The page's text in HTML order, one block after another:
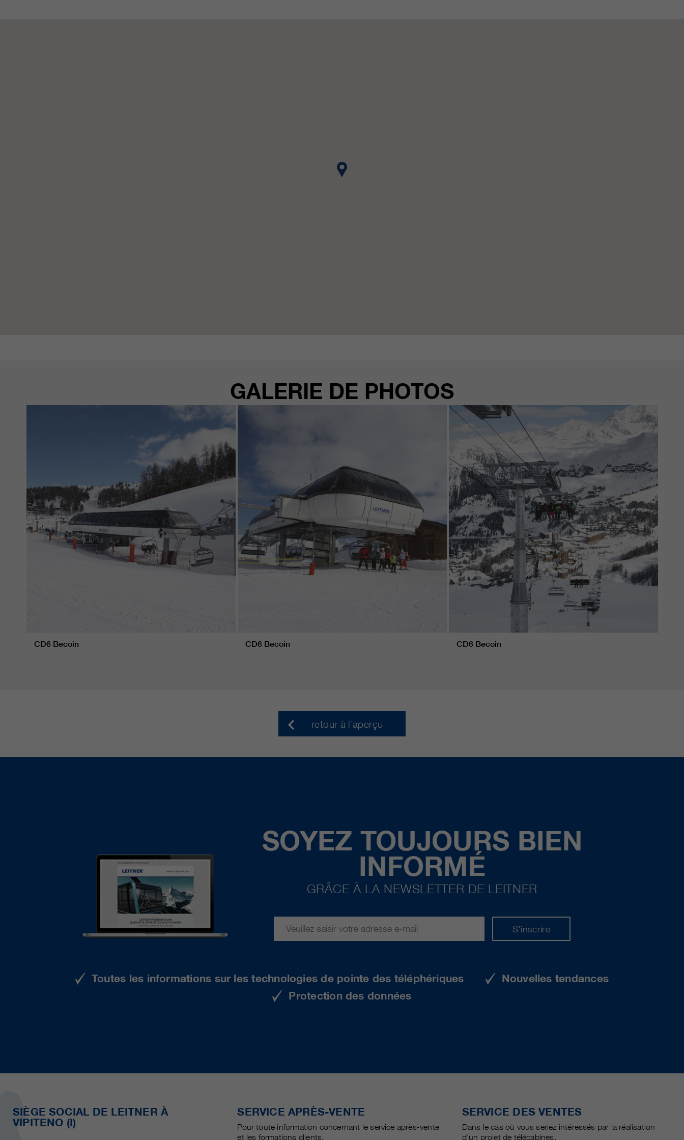
GALERIE DE PHOTOS
CD6 Becoin CD6 Becoin CD6 Becoin
retour à l´aperçu
SOYEZ TOUJOURS BIEN
INFORMÉ
GRÂCE À LA NEWSLETTER DE LEITNER
S’inscrire
Toutes les informations sur les technologies de pointe des téléphériques
Nouvelles tendances
Protection des données
SIÈGE SOCIAL DE LEITNER À
VIPITENO (I)
SERVICE APRÈS-VENTE
Pour toute information concernant le service après-vente
et les formations clients.
SERVICE DES VENTES
Dans le cas où vous seriez intéressés par la réalisation
d'un projet de télécabines.